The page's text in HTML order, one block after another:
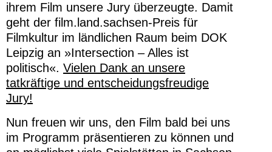
ihrem Film unsere Jury überzeugte. Damit
geht der film.land.sachsen-Preis für
Filmkultur im ländlichen Raum beim DOK
Leipzig an »Intersection – Alles ist
politisch«. Vielen Dank an unsere
tatkräftige und entscheidungsfreudige
Jury!
Nun freuen wir uns, den Film bald bei uns
im Programm präsentieren zu können und